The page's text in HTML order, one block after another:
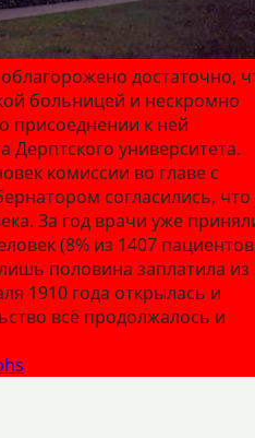
достаточно,
больницей и нескромно
присоеднении к ней
Дерптского университета.
комиссии во главе с
согласились, что
За год врачи уже
(8% из 1407
половина заплатила из
1910 года открылась и
всё продолжалось и